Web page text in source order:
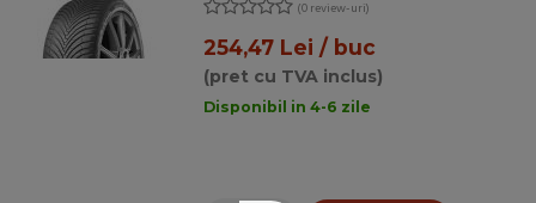
(0 review-uri)
254,47 Lei / buc
(pret cu TVA inclus)
Disponibil in 4-6 zile